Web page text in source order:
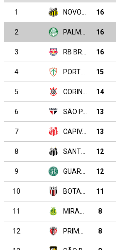
1 NOVORIZONTINO 16
2 PALMEIRAS 16
3 RB BRAGANTINO 16
4 PORTUGUESA 15
5 CORINTHIANS 14
6 SÃO PAULO 13
7 CAPIVARIANO 13
8 SANTOS 12
9 GUARANI SP 12
10 BOTAFOGO SP 11
11 MIRASSOL 8
12 PRIMAVERA SP 8